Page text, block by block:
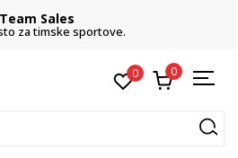
Team Sales
za timske sportove.
0 0